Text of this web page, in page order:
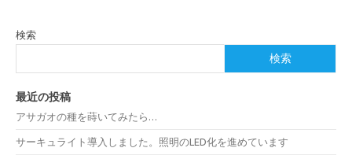
検索
検索
最近の投稿
アサガオの種を蒔いてみたら…
サーキュライト導入しました。照明のLED化を進めています